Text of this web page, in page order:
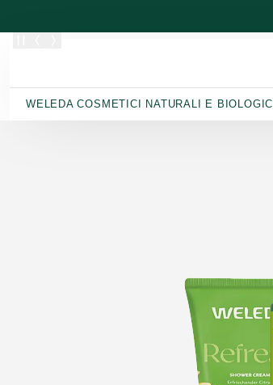
WELEDA COSMETICI NATURALI E BIOLOGICI